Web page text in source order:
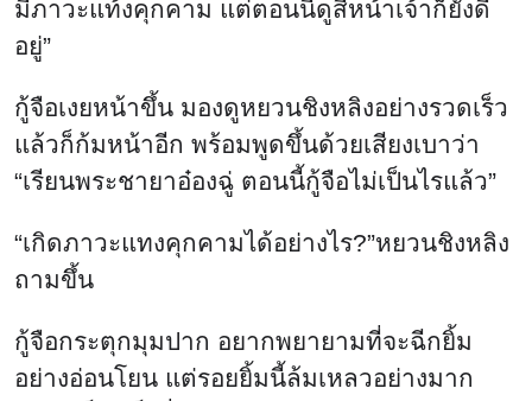
มีภาวะแท้งคุกคาม แต่ตอนนี้ดูสีหน้าเจ้าก็ยังดี
อยู่”